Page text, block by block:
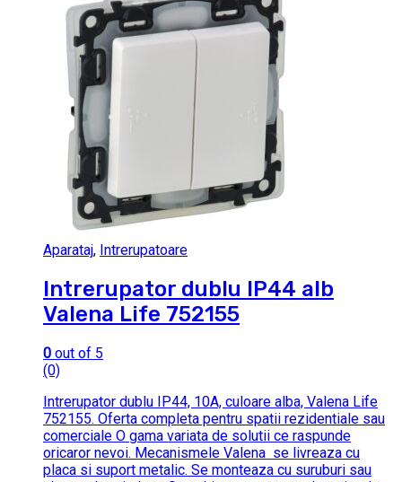
Aparataj, Intrerupatoare
Intrerupator dublu IP44 alb
Valena Life 752155
0 out of 5
(0)
Intrerupator dublu IP44, 10A, culoare alba, Valena Life
752155. Oferta completa pentru spatii rezidentiale sau
comerciale O gama variata de solutii ce raspunde
oricaror nevoi. Mecanismele Valena se livreaza cu
placa si suport metalic. Se monteaza cu suruburi sau